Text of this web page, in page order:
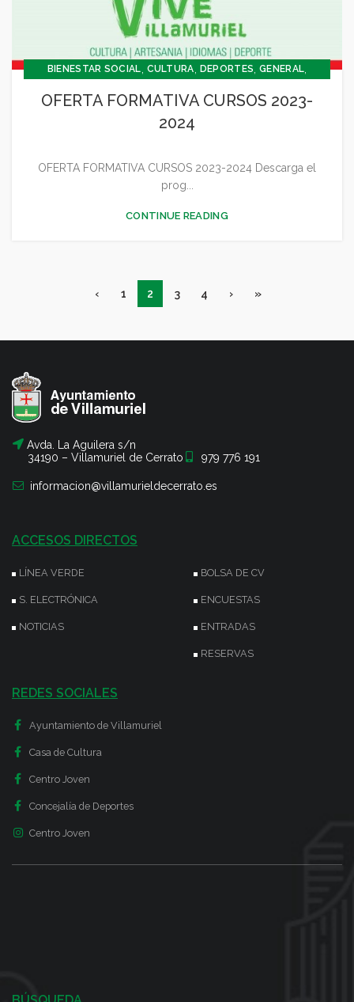
BIENESTAR SOCIAL CULTURA DEPORTES ,GENERAL
OFERTA FORMATIVA CURSOS 2023-
2024
OFERTA FORMATIVA CURSOS 2023-2024 Descarga el
prog...
CONTINUE READING
‹ 1 2 3 4 › »
Avda. La Aguilera s/n
34190 – Villamuriel de Cerrato
979 776 191
informacion@villamurieldecerrato.es
ACCESOS DIRECTOS
LÍNEA VERDE
S. ELECTRÓNICA
NOTICIAS
BOLSA DE CV
ENCUESTAS
ENTRADAS
RESERVAS
REDES SOCIALES
Ayuntamiento de Villamuriel
Casa de Cultura
Centro Joven
Concejalía de Deportes
Centro Joven